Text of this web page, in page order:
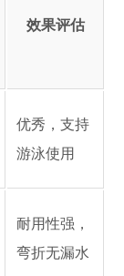
效果评估
优秀，支持
游泳使用
耐用性强，
弯折无漏水